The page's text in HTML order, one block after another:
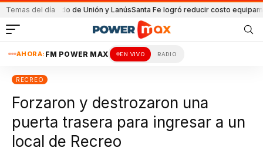
Temas del día
partido de Unión y LanúsSanta Fe logró reducir costo equipamiento
AHORA: FM POWER MAX EN VIVO RADIO
RECREO
Forzaron y destrozaron una
puerta trasera para ingresar a un
local de Recreo